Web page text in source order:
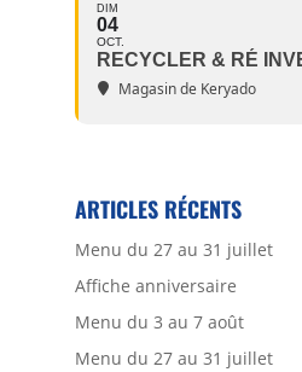
DIM
04
OCT.
RECYCLER & RÉ
Magasin de Keryado
ARTICLES RÉCENTS
Menu du 27 au 31 juillet
Affiche anniversaire
Menu du 3 au 7 août
Menu du 27 au 31 juillet